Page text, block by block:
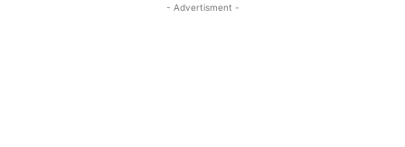
- Advertisment -